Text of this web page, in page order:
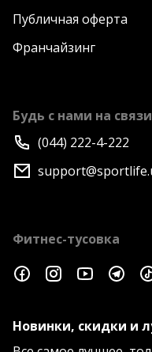
Публичная оферта
Франчайзинг
Будь с нами на связи
(044) 222-4-222
Фитнес-тусовка
Новинки, скидки и